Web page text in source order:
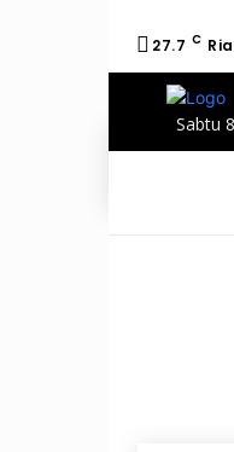
27.7 C
Sabtu